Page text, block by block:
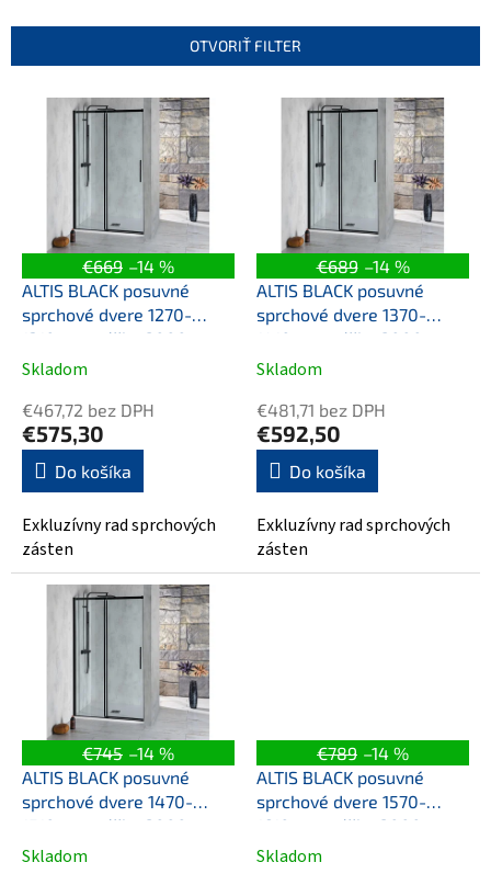
p
OTVORIŤ FILTER
€669 –14 %
ALTIS BLACK posuvné
sprchové dvere 1270-
1310mm, výška 2000mm,
číre sklo
Skladom
€467,72 bez DPH
€575,30
Do košíka
Exkluzívny rad sprchových
zásten
€689 –14 %
ALTIS BLACK posuvné
sprchové dvere 1370-
1410mm, výška 2000mm,
číre sklo
Skladom
€481,71 bez DPH
€592,50
Do košíka
Exkluzívny rad sprchových
zásten
€745 –14 %
ALTIS BLACK posuvné
sprchové dvere 1470-
1510mm, výška 2000mm,
číre sklo
Skladom
€789 –14 %
ALTIS BLACK posuvné
sprchové dvere 1570-
1610mm, výška 2000mm,
číre sklo
Skladom